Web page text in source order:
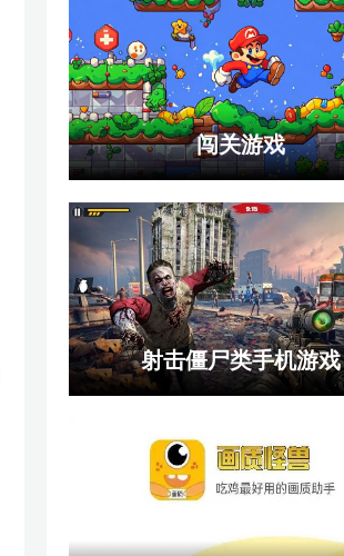
闯关游戏
射击僵尸类手机游戏